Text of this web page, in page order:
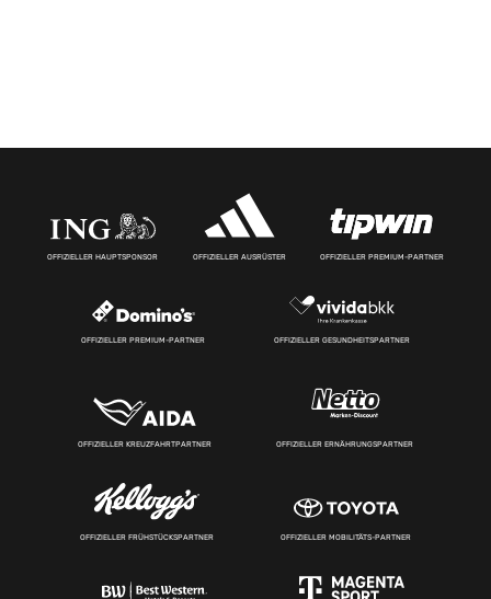
OFFIZIELLER HAUPTSPONSOR OFFIZIELLER AUSRÜSTER OFFIZIELLER PREMIUM-PARTNER
OFFIZIELLER PREMIUM-PARTNER OFFIZIELLER GESUNDHEITSPARTNER
OFFIZIELLER KREUZFAHRTPARTNER OFFIZIELLER ERNÄHRUNGSPARTNER
OFFIZIELLER FRÜHSTÜCKSPARTNER OFFIZIELLER MOBILITÄTS-PARTNER